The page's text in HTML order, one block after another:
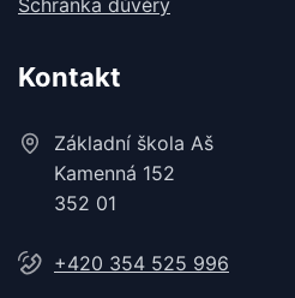
Schránka důvěry
Kontakt
Základní škola Aš
Kamenná 152
352 01
+420 354 525 996